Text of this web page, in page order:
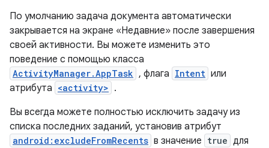
По умолчанию задача документа автоматически
закрывается на экране «Недавние» после завершения
своей активности. Вы можете изменить это
поведение с помощью класса
ActivityManager.AppTask , флага Intent или
атрибута <activity> .
Вы всегда можете полностью исключить задачу из
списка последних заданий, установив атрибут
android:excludeFromRecents в значение true для